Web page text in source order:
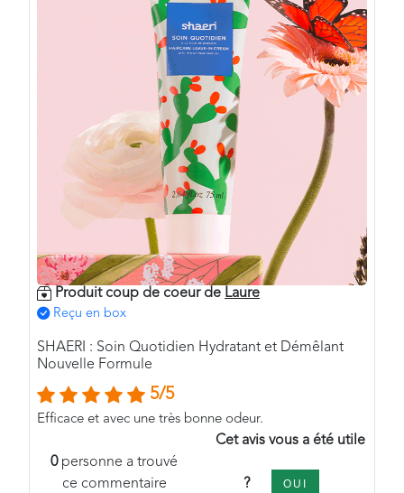
Produit coup de coeur de Laure
Reçu en box
SHAERI : Soin Quotidien Hydratant et Démêlant
Nouvelle Formule
5/5
Efficace et avec une très bonne odeur.
0personne a trouvé
ce commentaire
Cet avis vous a été utile
? OUI